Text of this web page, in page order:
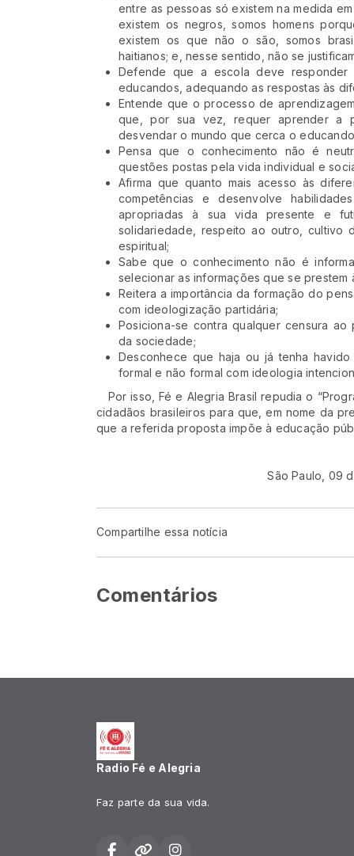
entre as pessoas só existem na medida
existem os negros, somos homens
existem os que não o são, somos
haitianos; e, nesse sentido, não se
Defende que a escola deve
educandos, adequando as respostas às
Entende que o processo de
que, por sua vez, requer aprender a
desvendar o mundo que cerca o
Pensa que o conhecimento não é
questões postas pela vida individual e
Afirma que quanto mais acesso às
competências e desenvolve
apropriadas à sua vida presente e
solidariedade, respeito ao outro, cultivo
espiritual;
Sabe que o conhecimento não é
selecionar as informações que se
Reitera a importância da formação do
com ideologização partidária;
Posiciona-se contra qualquer censura
da sociedade;
Desconhece que haja ou já tenha
formal e não formal com ideologia
Por isso, Fé e Alegria Brasil repudia o
cidadãos brasileiros para que, em nome da
que a referida proposta impõe à educação
São Paulo, 09
Compartilhe essa notícia
Comentários
Radio Fé e Alegria
Faz parte da sua vida.